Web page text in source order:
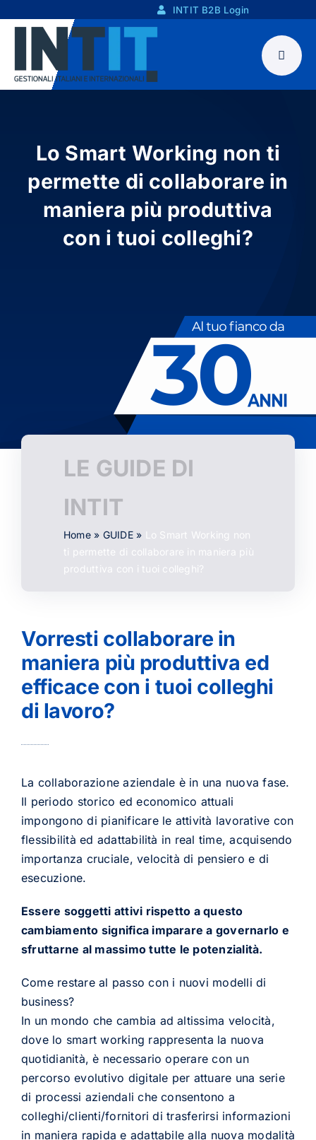
INTIT B2B Login
Lo Smart Working non ti
permette di collaborare in
maniera più produttiva
con i tuoi colleghi?
LE GUIDE DI
INTIT
Home» GUIDE»
Lo Smart Working non
ti permette di collaborare in maniera più
produttiva con i tuoi colleghi?
Vorresti collaborare in
maniera più produttiva ed
efficace con i tuoi colleghi
di lavoro?
La collaborazione aziendale è in una nuova fase.
Il periodo storico ed economico attuali
impongono di pianificare le attività lavorative con
flessibilità ed adattabilità in real time, acquisendo
importanza cruciale, velocità di pensiero e di
esecuzione.
Essere soggetti attivi rispetto a questo
cambiamento significa imparare a governarlo e
sfruttarne al massimo tutte le potenzialità.
Come restare al passo con i nuovi modelli di
business?
In un mondo che cambia ad altissima velocità,
dove lo smart working rappresenta la nuova
quotidianità, è necessario operare con un
percorso evolutivo digitale per attuare una serie
di processi aziendali che consentono a
colleghi/clienti/fornitori di trasferirsi informazioni
in maniera rapida e adattabile alla nuova modalità